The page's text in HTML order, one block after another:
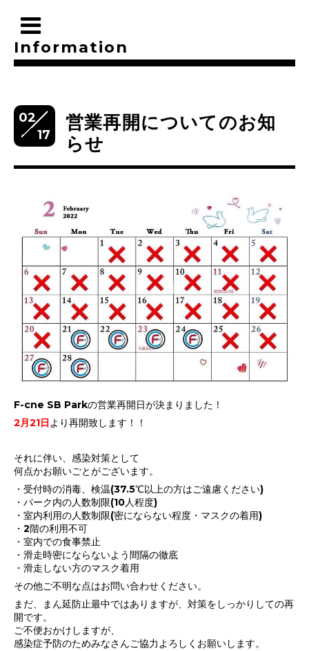
Information
02
17
営業再開についてのお知
らせ
F-cne SB Parkの営業再開日が決まりました！
2月21日より再開致します！！
それに伴い、感染対策として
何点かお願いごとがございます。
・受付時の消毒、検温(37.5℃以上の方はご遠慮ください)
・パーク内の人数制限(10人程度)
・室内利用の人数制限(密にならない程度・マスクの着用)
・2階の利用不可
・室内での食事禁止
・滑走時密にならないよう間隔の徹底
・滑走しない方のマスク着用
その他ご不明な点はお問い合わせください。
まだ、まん延防止最中ではありますが、対策をしっかりしての再
開です。
ご不便おかけしますが、
感染症予防のためみなさんご協力よろしくお願いします。